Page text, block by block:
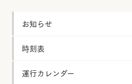
お知らせ
時刻表
運行カレンダー